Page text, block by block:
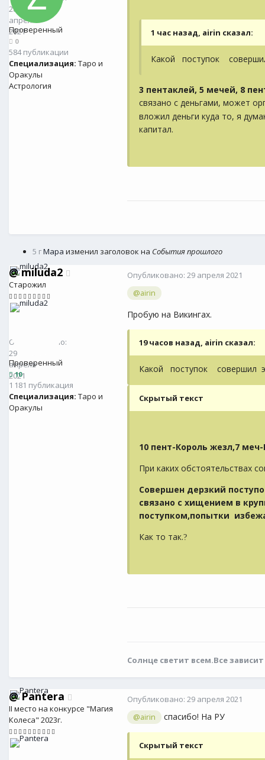
28
апреля
2021
Проверенный
0
584 публикации
Специализация: Таро и
Оракулы
Астрология
1 час назад, airin сказал:
Какой поступок
3 пентаклей, 5 мечей, 8
связано с деньгами, может
вложил деньги куда то, я
капитал.
5 гМара изменил заголовок на События прошлого
Опубликовано:
29
апреля
2021
@miluda2
Старожил
Проверенный
10
1 181 публикация
Специализация: Таро и
Оракулы
Опубликовано: 29 апреля 2021
@airin
Пробую на Викингах.
19 часов назад, airin сказал:
Какой поступок совершил
Скрытый текст
10 пент-Король жезл,7
При каких обстоятельствах
Совершен дерзкий
связано с хищением в
поступком,попытки
Как то так.?
Солнце светит всем.Все
@
@Pantera
II место на конкурсе "Магия
Колеса" 2023г.
Опубликовано: 29 апреля 2021
@airin спасибо! На РУ
Скрытый текст